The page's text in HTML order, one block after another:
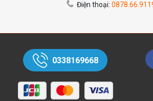
Điện thoại:
0338169668